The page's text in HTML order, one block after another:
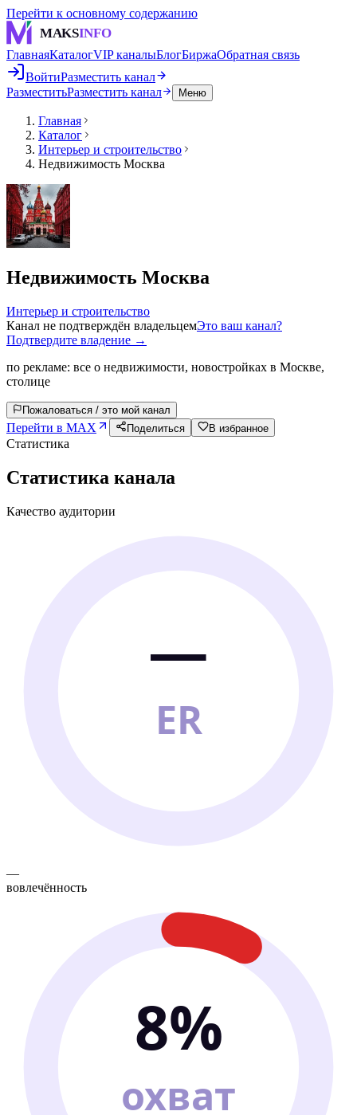
Перейти к основному содержанию
MAKSINFO
ГлавнаяКаталогVIP каналыБлогБиржаОбратная связь
ВойтиРазместить канал
РазместитьРазместить канал Меню
Главная
Каталог
Интерьер и строительство
Недвижимость Москва
Недвижимость Москва
Интерьер и строительство
Канал не подтверждён владельцемЭто ваш канал?
Подтвердите владение →
по рекламе: все о недвижимости, новостройках в Москве,
столице
Пожаловаться / это мой канал
Перейти в MAX Поделиться В избранное
Статистика
Статистика канала
Качество аудитории
—
ER
—
вовлечённость
8%
охват